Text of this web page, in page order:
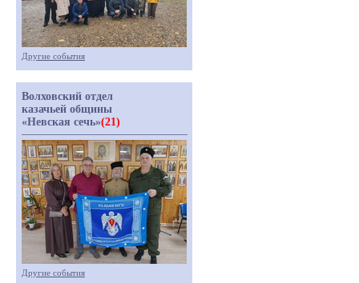
Другие события
Волховский отдел
казачьей общины
«Невская сечь»(21)
Другие события